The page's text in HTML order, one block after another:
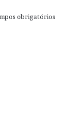
obrigatórios